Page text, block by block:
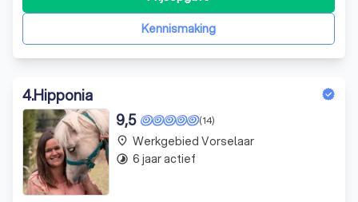
Kennismaking
4.Hipponia
(14)
9,5
place Werkgebied Vorselaar
timelapse 6 jaar actief